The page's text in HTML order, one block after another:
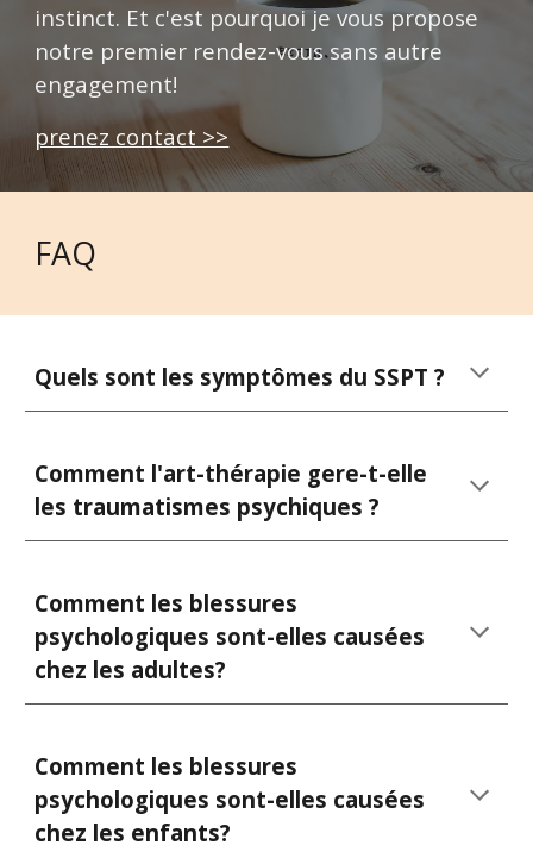
instinct. Et c'est pourquoi je vous propose
notre premier rendez-vous sans autre
engagement!
prenez contact >>
FAQ
Quels sont les symptômes du SSPT ?
Comment l'art-thérapie gere-t-elle
les traumatismes psychiques ?
Comment les blessures
psychologiques sont-elles causées
chez les adultes?
Comment les blessures
psychologiques sont-elles causées
chez les enfants?